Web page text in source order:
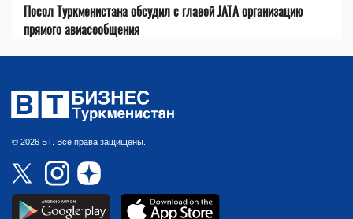
Посол Туркменистана обсудил с главой JATA организацию
прямого авиасообщения
© 2026 БТ. Все права защищены.